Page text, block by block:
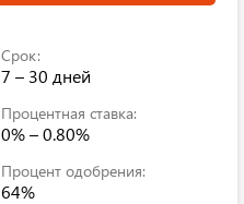
Срок:
7 – 30 дней
Процентная ставка:
0% – 0.80%
Процент одобрения:
64%